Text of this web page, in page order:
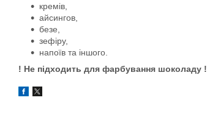
кремів,
айсингов,
безе,
зефіру,
напоїв та іншого.
! Не підходить для фарбування шоколаду !